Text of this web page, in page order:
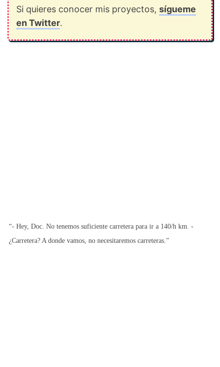
Si quieres conocer mis proyectos, sígueme
en Twitter.
“- Hey, Doc. No tenemos suficiente carretera para ir a 140/h km. -
¿Carretera? A donde vamos, no necesitaremos carreteras.”